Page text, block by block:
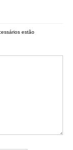
estão